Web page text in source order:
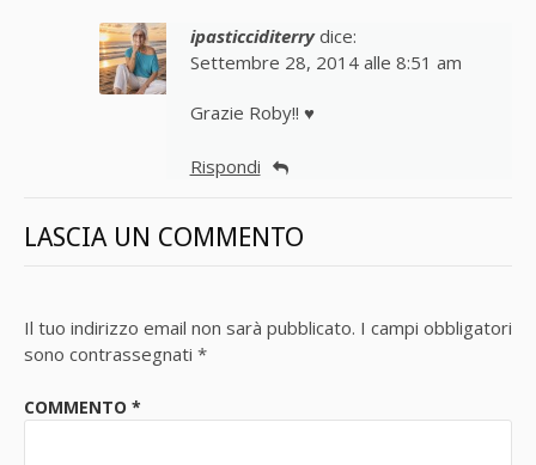
ipasticciditerry dice:
Settembre 28, 2014 alle 8:51 am
Grazie Roby!! ♥
Rispondi
LASCIA UN COMMENTO
Il tuo indirizzo email non sarà pubblicato. I campi obbligatori
sono contrassegnati *
COMMENTO *